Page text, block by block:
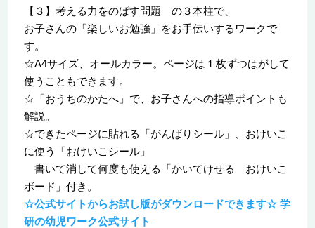
【３】考える力をのばす問題 の３本柱で、
お子さんの「楽しいお勉強」をお手伝いするワークで
す。
☆A4サイズ、オールカラー。ページは１枚ずつはがして
使うこともできます。
☆「おうちのかたへ」で、お子さんへの指導ポイントも
解説。
☆できたページに貼れる「がんばりシール」、おけいこ
に使う「おけいこシール」
書いて消して何度も使える「かいてけせる おけいこ
ボード」付き。
☆公式サイトからお試し版がダウンロードできます☆ 学
研の幼児ワーク公式サイト